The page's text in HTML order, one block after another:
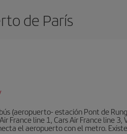
de París
(aeropuerto- estación Pont de
France line 1, Cars Air France line
el aeropuerto con el metro.